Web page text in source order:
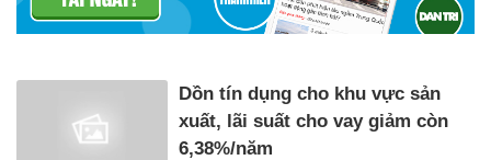
Dồn tín dụng cho khu vực sản
xuất, lãi suất cho vay giảm còn
6,38%/năm